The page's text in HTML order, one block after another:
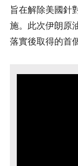
旨在解除美國針
施。此次伊朗原
落實後取得的首